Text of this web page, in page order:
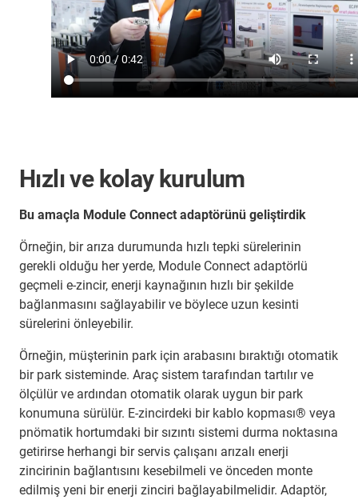
Hızlı ve kolay kurulum
Bu amaçla Module Connect adaptörünü geliştirdik
Örneğin, bir arıza durumunda hızlı tepki sürelerinin
gerekli olduğu her yerde, Module Connect adaptörlü
geçmeli e-zincir, enerji kaynağının hızlı bir şekilde
bağlanmasını sağlayabilir ve böylece uzun kesinti
sürelerini önleyebilir.
Örneğin, müşterinin park için arabasını bıraktığı otomatik
bir park sisteminde. Araç sistem tarafından tartılır ve
ölçülür ve ardından otomatik olarak uygun bir park
konumuna sürülür. E-zincirdeki bir kablo kopması® veya
pnömatik hortumdaki bir sızıntı sistemi durma noktasına
getirirse herhangi bir servis çalışanı arızalı enerji
zincirinin bağlantısını kesebilmeli ve önceden monte
edilmiş yeni bir enerji zinciri bağlayabilmelidir. Adaptör,